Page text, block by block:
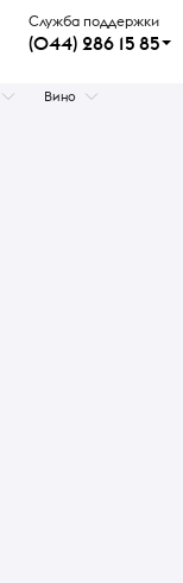
Служба поддержки
(044) 286 15 85
Вино